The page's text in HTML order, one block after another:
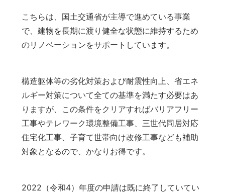
こちらは、国土交通省が主導で進めている事業
で、建物を長期に渡り健全な状態に維持するため
のリノベーションをサポートしています。
構造躯体等の劣化対策および耐震性向上、省エネ
ルギー対策について全ての基準を満たす必要はあ
りますが、この条件をクリアすればバリアフリー
工事やテレワーク環境整備工事、三世代同居対応
住宅化工事、子育て世帯向け改修工事なども補助
対象となるので、かなりお得です。
2022（令和4）年度の申請は既に終了していてい